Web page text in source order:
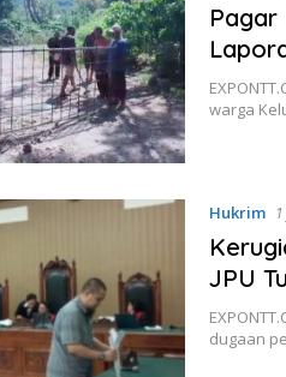
warga
Hukrim
JPU
dugaan